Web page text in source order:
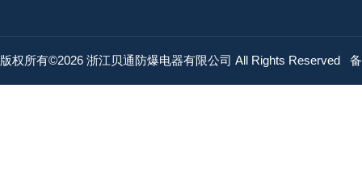
版权所有©2026 浙江贝通防爆电器有限公司 All Rights Reserved